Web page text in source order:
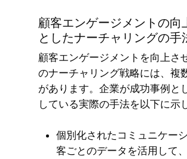
顧客エンゲージメントの向
としたナーチャリングの手
顧客エンゲージメントを向上さ
のナーチャリング戦略には、複
があります。企業が成功事例と
している実際の手法を以下に示
個別化されたコミュニケー
客ごとのデータを活用して